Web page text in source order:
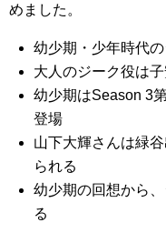
めました。
幼少期・少年時代
大人のジーク役は
幼少期はSeason 3
登場
山下大輝さんは緑
られる
幼少期の回想から
る